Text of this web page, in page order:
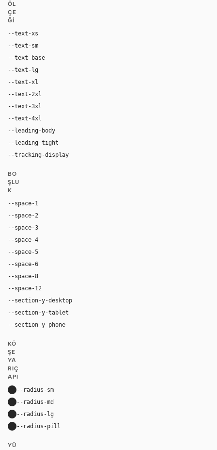
ÖL
ÇE
ĞI
--text-xs
--text-sm
--text-base
--text-lg
--text-xl
--text-2xl
--text-3xl
--text-4xl
--leading-body
--leading-tight
--tracking-display
BO
ŞLU
K
--space-1
--space-2
--space-3
--space-4
--space-5
--space-6
--space-8
--space-12
--section-y-desktop
--section-y-tablet
--section-y-phone
KÖ
ŞE
YA
RIÇ
API
--radius-sm
--radius-md
--radius-lg
--radius-pill
YÜ